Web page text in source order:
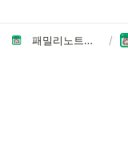
패밀리노트에 오신 것을 환영합니다👏🏻 /